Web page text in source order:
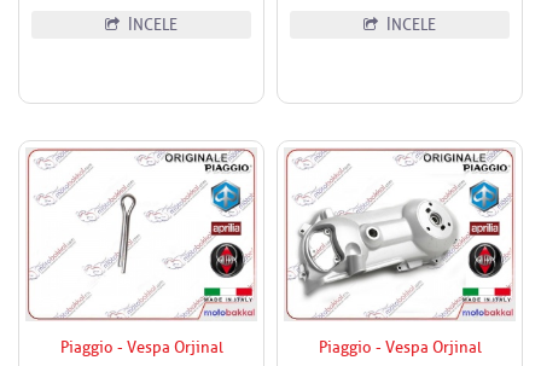
İNCELE İNCELE
Piaggio - Vespa Orjinal Piaggio - Vespa Orjinal